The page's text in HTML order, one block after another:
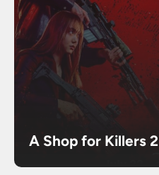
A Shop for Killers 2